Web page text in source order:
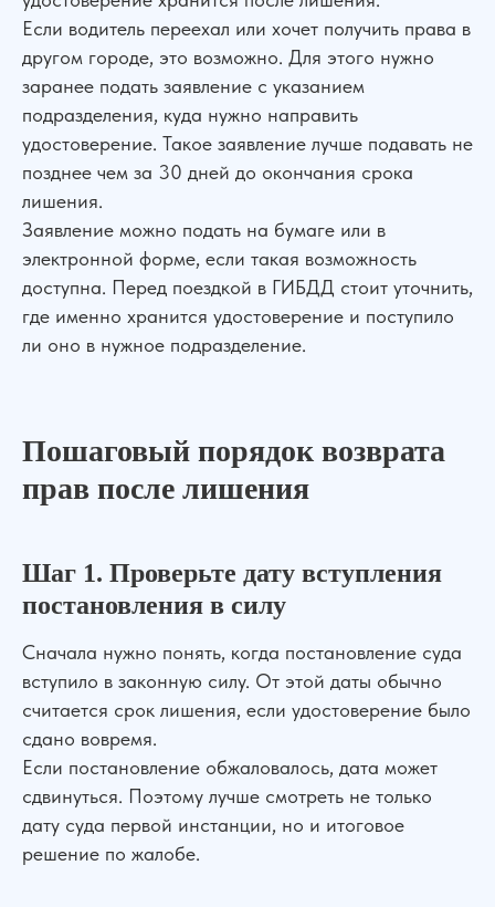
Если водитель переехал или хочет получить права в
другом городе, это возможно. Для этого нужно
заранее подать заявление с указанием
подразделения, куда нужно направить
удостоверение. Такое заявление лучше подавать не
позднее чем за 30 дней до окончания срока
лишения.
Заявление можно подать на бумаге или в
электронной форме, если такая возможность
доступна. Перед поездкой в ГИБДД стоит уточнить,
где именно хранится удостоверение и поступило
ли оно в нужное подразделение.
Пошаговый порядок возврата
прав после лишения
Шаг 1. Проверьте дату вступления
постановления в силу
Сначала нужно понять, когда постановление суда
вступило в законную силу. От этой даты обычно
считается срок лишения, если удостоверение было
сдано вовремя.
Если постановление обжаловалось, дата может
сдвинуться. Поэтому лучше смотреть не только
дату суда первой инстанции, но и итоговое
решение по жалобе.